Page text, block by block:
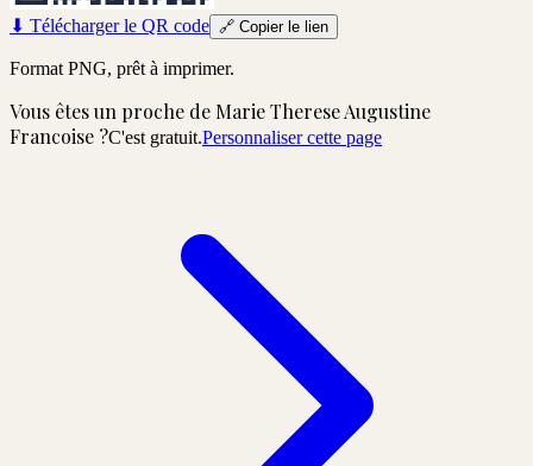
⬇ Télécharger le QR code 🔗 Copier le lien
Format PNG, prêt à imprimer.
Vous êtes un proche de Marie Therese Augustine
Francoise ?C'est gratuit.Personnaliser cette page